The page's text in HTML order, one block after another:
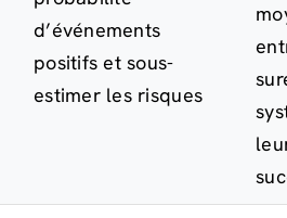
d’événements
positifs et sous-
estimer les risques